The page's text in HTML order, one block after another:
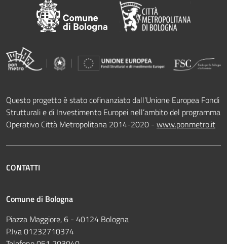
Questo progetto è stato cofinanziato dall’Unione Europea Fondi
Strutturali e di Investimento Europei nell’ambito del programma
Operativo Città Metropolitana 2014-2020 - www.ponmetro.it
CONTATTI
Comune di Bologna
Piazza Maggiore, 6 - 40124 Bologna
P.Iva 01232710374